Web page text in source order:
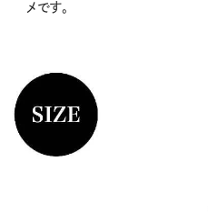
メです。